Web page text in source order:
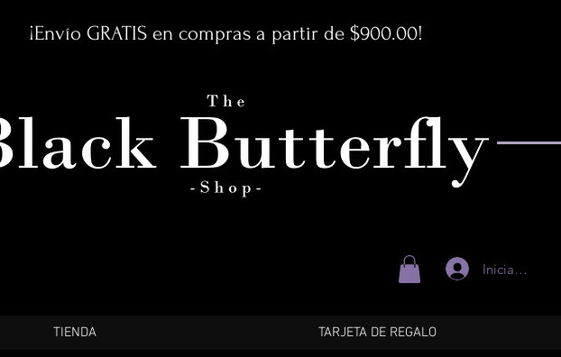
¡Envío GRATIS en compras a partir de $900.00!
Iniciar sesión
TIENDA TARJETA DE REGALO